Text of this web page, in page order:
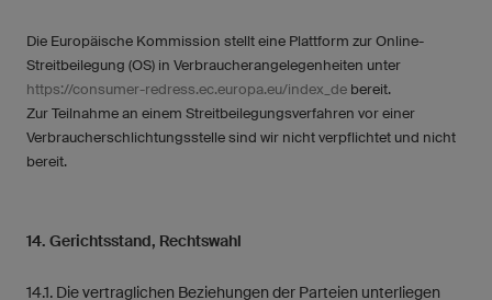
Die Europäische Kommission stellt eine Plattform zur Online-
Streitbeilegung (OS) in Verbraucherangelegenheiten unter
https://consumer-redress.ec.europa.eu/index_de bereit.
Zur Teilnahme an einem Streitbeilegungsverfahren vor einer
Verbraucherschlichtungsstelle sind wir nicht verpflichtet und nicht
bereit.
14. Gerichtsstand, Rechtswahl
14.1. Die vertraglichen Beziehungen der Parteien unterliegen